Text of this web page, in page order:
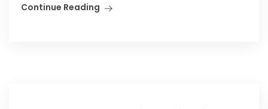
Continue Reading